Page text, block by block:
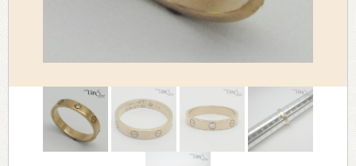
> よくあるご質問
> プライバシーポリシー
> お問い合わせ